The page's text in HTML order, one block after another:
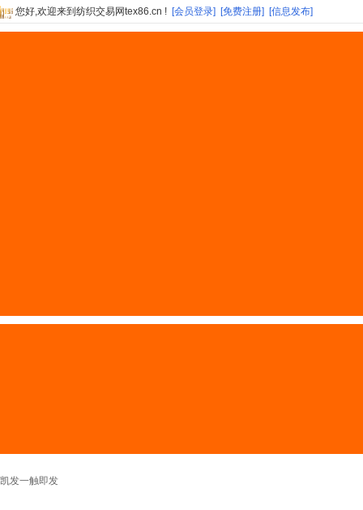
您好,欢迎来到纺织交易网tex86.cn ! [会员登录] [免费注册] [信息发布]
凯发一触即发